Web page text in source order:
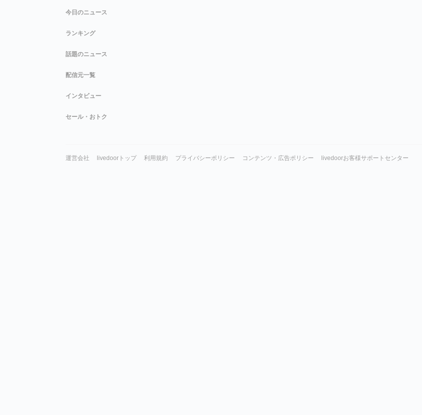
今日のニュース
ランキング
話題のニュース
配信元一覧
インタビュー
セール・おトク
運営会社 livedoorトップ 利用規約 プライバシーポリシー コンテンツ・広告ポリシー livedoorお客様サポートセンター